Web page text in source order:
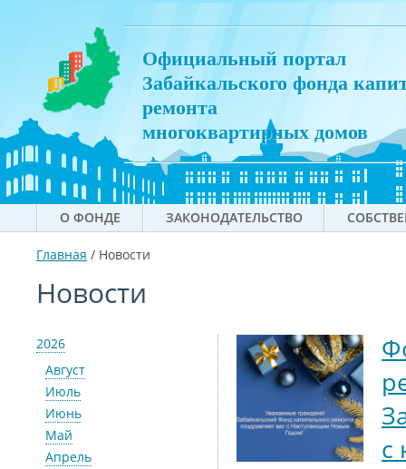
Официальный портал
Забайкальского фонда
ремонта
многоквартирных домов
О ФОНДЕ ЗАКОНОДАТЕЛЬСТВО
Главная / Новости
Новости
2026
Август
Июль
Июнь
Май
Апрель
с